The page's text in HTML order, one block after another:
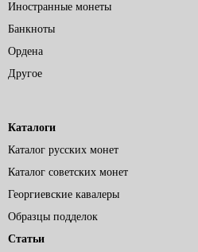
Иностранные монеты
Банкноты
Ордена
Другое
Каталоги
Каталог русских монет
Каталог советских монет
Георгиевские кавалеры
Образцы подделок
Статьи